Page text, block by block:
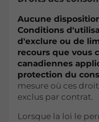
Aucune
Conditions
d'exclure ou de
recours que vous
canadiennes
protection du
mesure où ces
exclus par contrat.
Lorsque la loi le